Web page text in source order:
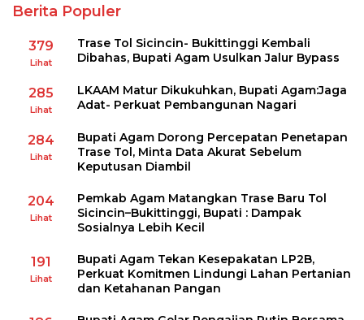
Berita Populer
379
Lihat
Trase Tol Sicincin- Bukittinggi Kembali
Dibahas, Bupati Agam Usulkan Jalur Bypass
285
Lihat
LKAAM Matur Dikukuhkan, Bupati Agam:Jaga
Adat- Perkuat Pembangunan Nagari
284
Lihat
Bupati Agam Dorong Percepatan Penetapan
Trase Tol, Minta Data Akurat Sebelum
Keputusan Diambil
204
Lihat
Pemkab Agam Matangkan Trase Baru Tol
Sicincin–Bukittinggi, Bupati : Dampak
Sosialnya Lebih Kecil
191
Lihat
Bupati Agam Tekan Kesepakatan LP2B,
Perkuat Komitmen Lindungi Lahan Pertanian
dan Ketahanan Pangan